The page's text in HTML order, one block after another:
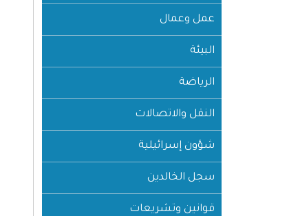
عمل وعمال
البيئة
الرياضة
النقل والاتصالات
شؤون إسرائيلية
سجل الخالدين
قوانين وتشريعات